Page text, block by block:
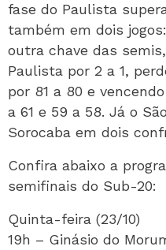
fase do Paulista
também em dois
outra chave das
Paulista por 2 a 1,
por 81 a 80 e
a 61 e 59 a 58. Já o
Sorocaba em dois
Confira abaixo a
semifinais do Sub-20:
Quinta-feira (23/10)
19h – Ginásio do